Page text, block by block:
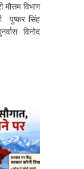
मौसम विभाग
पुष्कर सिंह
विनोद